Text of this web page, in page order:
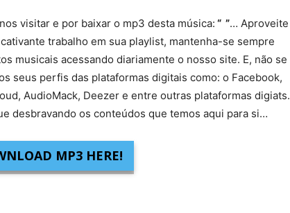
visitar e por baixar o mp3 desta música: “ ”… Aproveite
trabalho em sua playlist, mantenha-se sempre
musicais acessando diariamente o nosso site. E, não se
seus perfis das plataformas digitais como: o Facebook,
AudioMack, Deezer e entre outras plataformas digiats.
desbravando os conteúdos que temos aqui para si…
MP3 HERE!